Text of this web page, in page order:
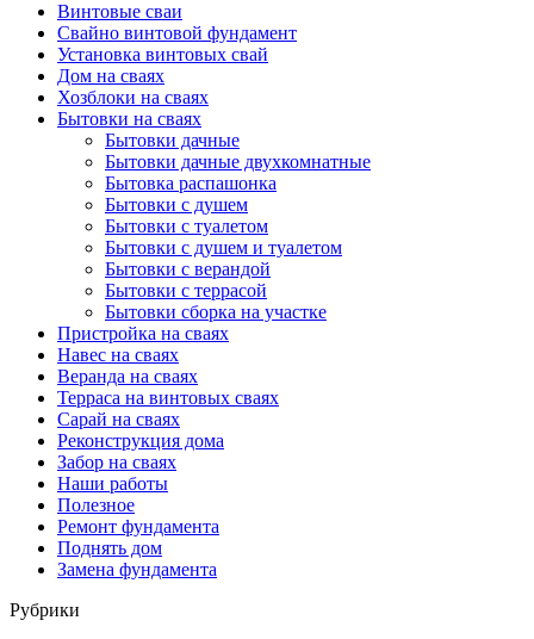
Винтовые сваи
Свайно винтовой фундамент
Установка винтовых свай
Дом на сваях
Хозблоки на сваях
Бытовки на сваях
Бытовки дачные
Бытовки дачные двухкомнатные
Бытовка распашонка
Бытовки с душем
Бытовки с туалетом
Бытовки с душем и туалетом
Бытовки с верандой
Бытовки с террасой
Бытовки сборка на участке
Пристройка на сваях
Навес на сваях
Веранда на сваях
Терраса на винтовых сваях
Cарай на сваях
Реконструкция дома
Забор на сваях
Наши работы
Полезное
Ремонт фундамента
Поднять дом
Замена фундамента
Рубрики